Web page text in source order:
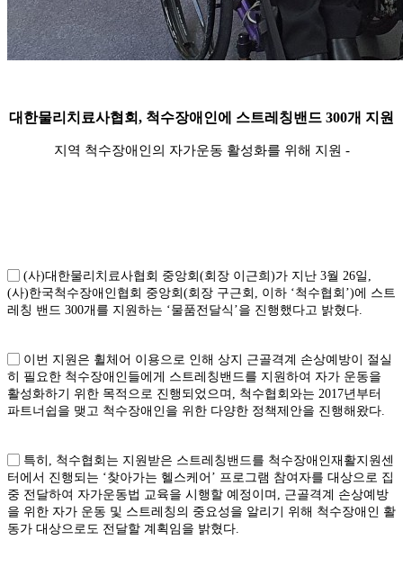
대한물리치료사협회, 척수장애인에 스트레칭밴드 300개 지원
지역 척수장애인의 자가운동 활성화를 위해 지원 -
▢ (사)대한물리치료사협회 중앙회(회장 이근희)가 지난 3월 26일,
(사)한국척수장애인협회 중앙회(회장 구근회, 이하 ‘척수협회’)에 스트
레칭 밴드 300개를 지원하는 ‘물품전달식’을 진행했다고 밝혔다.
▢ 이번 지원은 휠체어 이용으로 인해 상지 근골격계 손상예방이 절실
히 필요한 척수장애인들에게 스트레칭밴드를 지원하여 자가 운동을
활성화하기 위한 목적으로 진행되었으며, 척수협회와는 2017년부터
파트너쉽을 맺고 척수장애인을 위한 다양한 정책제안을 진행해왔다.
▢ 특히, 척수협회는 지원받은 스트레칭밴드를 척수장애인재활지원센
터에서 진행되는 ‘찾아가는 헬스케어’ 프로그램 참여자를 대상으로 집
중 전달하여 자가운동법 교육을 시행할 예정이며, 근골격계 손상예방
을 위한 자가 운동 및 스트레칭의 중요성을 알리기 위해 척수장애인 활
동가 대상으로도 전달할 계획임을 밝혔다.